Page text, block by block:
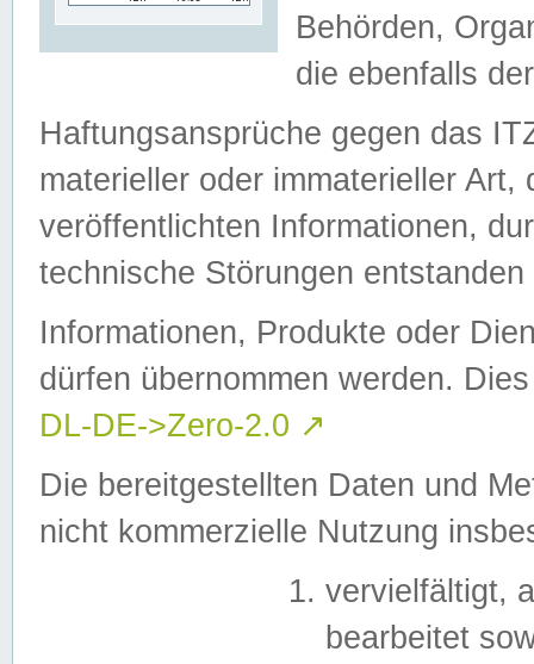
Behörden,
die ebenfalls
Haftungsansprüche gegen das
materieller oder immaterieller
veröffentlichten Informationen,
technische Störungen
Informationen, Produkte oder
dürfen übernommen werden.
DL-DE->Zero-2.0 ↗
Die bereitgestellten Daten und
nicht kommerzielle Nutzung
vervielfältigt,
bearbeitet